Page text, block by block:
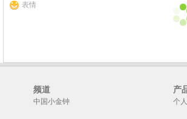
表情
频道
中国小金钟
产
个